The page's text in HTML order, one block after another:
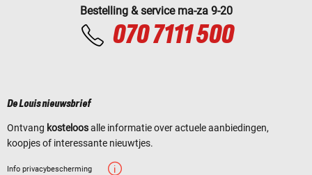
Bestelling & service ma-za 9-20
070 7111 500
De Louis nieuwsbrief
Ontvang kosteloosalle informatie over actuele aanbiedingen,
koopjes of interessante nieuwtjes.
Info privacybescherming